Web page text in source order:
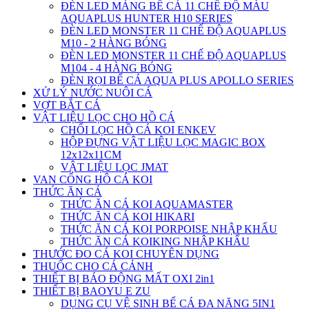
ĐÈN LED MÁNG BỂ CÁ 11 CHẾ ĐỘ MÀU
AQUAPLUS HUNTER H10 SERIES
ĐÈN LED MONSTER 11 CHẾ ĐỘ AQUAPLUS
M10 - 2 HÀNG BÓNG
ĐÈN LED MONSTER 11 CHẾ ĐỘ AQUAPLUS
M104 - 4 HÀNG BÓNG
ĐÈN RỌI BỂ CÁ AQUA PLUS APOLLO SERIES
XỬ LÝ NƯỚC NUÔI CÁ
VỢT BẮT CÁ
VẬT LIỆU LỌC CHO HỒ CÁ
CHỔI LỌC HỒ CÁ KOI ENKEV
HỘP ĐỰNG VẬT LIỆU LỌC MAGIC BOX
12x12x11CM
VẬT LIỆU LỌC JMAT
VAN CỔNG HÔ CÁ KOI
THỨC ĂN CÁ
THỨC ĂN CÁ KOI AQUAMASTER
THỨC ĂN CÁ KOI HIKARI
THỨC ĂN CÁ KOI PORPOISE NHẬP KHẨU
THỨC ĂN CÁ KOIKING NHẬP KHẨU
THƯỚC ĐO CÁ KOI CHUYÊN DỤNG
THUỐC CHO CÁ CẢNH
THIẾT BỊ BÁO ĐỘNG MẤT OXI 2in1
THIẾT BỊ BAOYU E ZU
DỤNG CỤ VỆ SINH BỂ CÁ ĐA NĂNG 5IN1